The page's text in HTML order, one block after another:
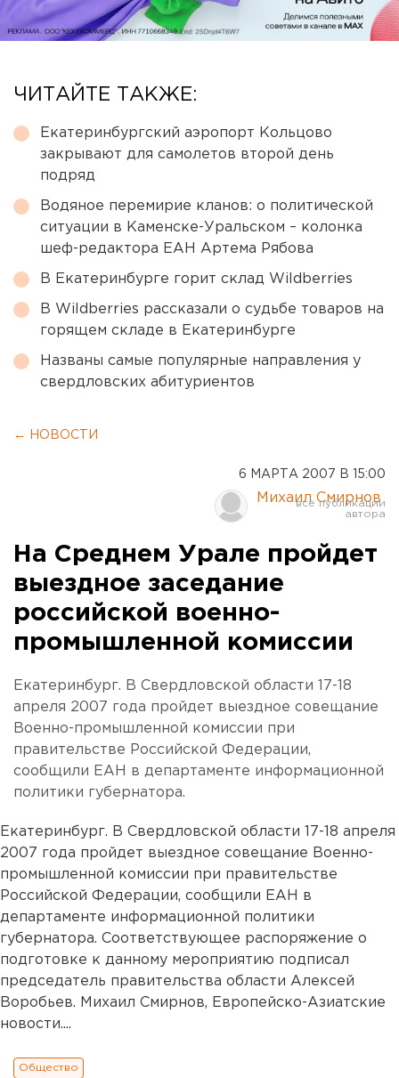
ЧИТАЙТЕ ТАКЖЕ:
Екатеринбургский аэропорт Кольцово
закрывают для самолетов второй день
подряд
Водяное перемирие кланов: о политической
ситуации в Каменске-Уральском – колонка
шеф-редактора ЕАН Артема Рябова
В Екатеринбурге горит склад Wildberries
В Wildberries рассказали о судьбе товаров на
горящем складе в Екатеринбурге
Названы самые популярные направления у
свердловских абитуриентов
← НОВОСТИ
6 МАРТА 2007 В 15:00
Михаил Смирнов
На Среднем Урале пройдет
выездное заседание
российской военно-
промышленной комиссии
Екатеринбург. В Свердловской области 17-18
апреля 2007 года пройдет выездное совещание
Военно-промышленной комиссии при
правительстве Российской Федерации,
сообщили ЕАН в департаменте информационной
политики губернатора.
Екатеринбург. В Свердловской области 17-18 апреля
2007 года пройдет выездное совещание Военно-
промышленной комиссии при правительстве
Российской Федерации, сообщили ЕАН в
департаменте информационной политики
губернатора. Соответствующее распоряжение о
подготовке к данному мероприятию подписал
председатель правительства области Алексей
Воробьев. Михаил Смирнов, Европейско-Азиатские
новости....
Общество